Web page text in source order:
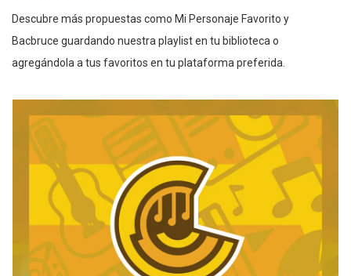
Descubre más propuestas como Mi Personaje Favorito y
Bacbruce guardando nuestra playlist en tu biblioteca o
agregándola a tus favoritos en tu plataforma preferida.